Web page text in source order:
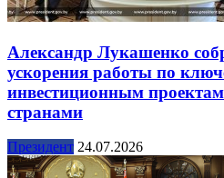
Александр Лукашенко
ускорения работы по
инвестиционным
странами
Президент 24.07.2026